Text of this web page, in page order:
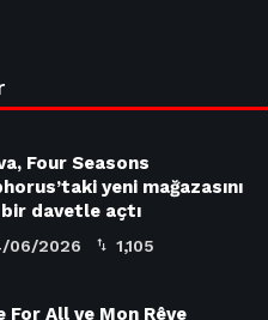
Four Seasons
yeni mağazasını
davetle açtı
06/2026 1,105
For All ve Mon Rêve